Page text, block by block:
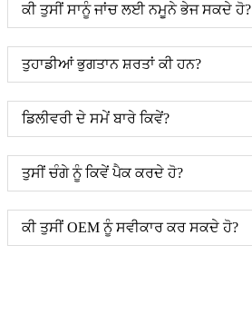
ਕੀ ਤੁਸੀਂ ਸਾਨੂੰ ਜਾਂਚ ਲਈ ਨਮੂਨੇ ਭੇਜ ਸਕਦੇ ਹੋ?
ਤੁਹਾਡੀਆਂ ਭੁਗਤਾਨ ਸ਼ਰਤਾਂ ਕੀ ਹਨ?
ਡਿਲੀਵਰੀ ਦੇ ਸਮੇਂ ਬਾਰੇ ਕਿਵੇਂ?
ਤੁਸੀਂ ਚੰਗੇ ਨੂੰ ਕਿਵੇਂ ਪੈਕ ਕਰਦੇ ਹੋ?
ਕੀ ਤੁਸੀਂ OEM ਨੂੰ ਸਵੀਕਾਰ ਕਰ ਸਕਦੇ ਹੋ?